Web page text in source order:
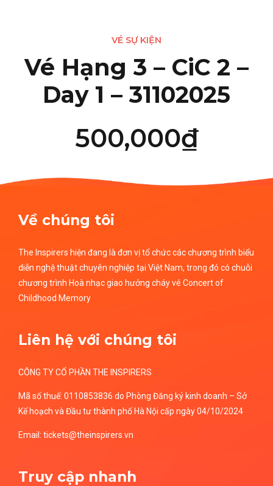
VÉ SỰ KIỆN
Vé Hạng 3 – CiC 2 –
Day 1 – 31102025
500,000₫
Về chúng tôi
The Inspirers hiện đang là đơn vị tổ chức các chương trình biểu
diễn nghệ thuật chuyên nghiệp tại Việt Nam, trong đó có chuỗi
chương trình Hoà nhạc giao hưởng cháy vé Concert of
Childhood Memory
Liên hệ với chúng tôi
CÔNG TY CỔ PHẦN THE INSPIRERS
Mã số thuế: 0110853836 do Phòng Đăng ký kinh doanh – Sở
Kế hoạch và Đầu tư thành phố Hà Nội cấp ngày 04/10/2024
Email: tickets@theinspirers.vn
Truy cập nhanh